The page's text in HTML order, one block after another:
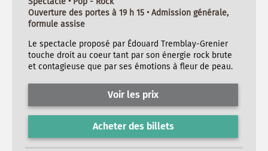
Ouverture des portes à 19 h 15 • Admission générale,
formule assise
Le spectacle proposé par Édouard Tremblay-Grenier
touche droit au coeur tant par son énergie rock brute
et contagieuse que par ses émotions à fleur de peau.
Voir les prix
Acheter des billets